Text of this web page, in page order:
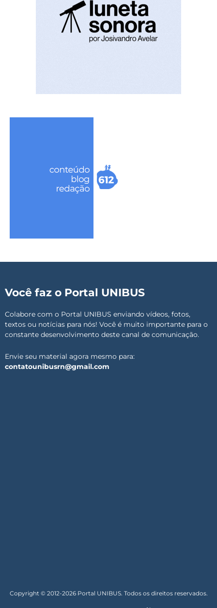
Você faz o Portal UNIBUS
Colabore com o Portal UNIBUS enviando vídeos, fotos,
textos ou notícias para nós! Você é muito importante para o
constante desenvolvimento deste canal de comunicação.
Envie seu material agora mesmo para:
contatounibusrn@gmail.com
Copyright © 2012-2026 Portal UNIBUS. Todos os direitos reservados.